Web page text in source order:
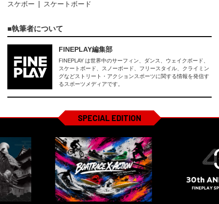
スケボー
スケートボード
執筆者について
FINEPLAY編集部
FINEPLAY は世界中のサーフィン、ダンス、ウェイクボード、
スケートボード、スノーボード、フリースタイル、クライミン
グなどストリート・アクションスポーツに関する情報を発信す
るスポーツメディアです。
SPECIAL EDITION